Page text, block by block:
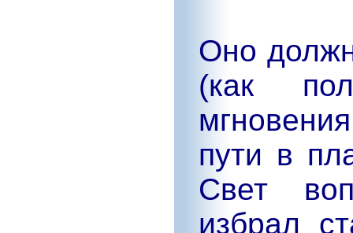
Оно
(как
пути в
Свет
избрал